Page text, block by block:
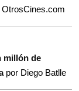
OtrosCines.com
millón de
por Diego Batlle